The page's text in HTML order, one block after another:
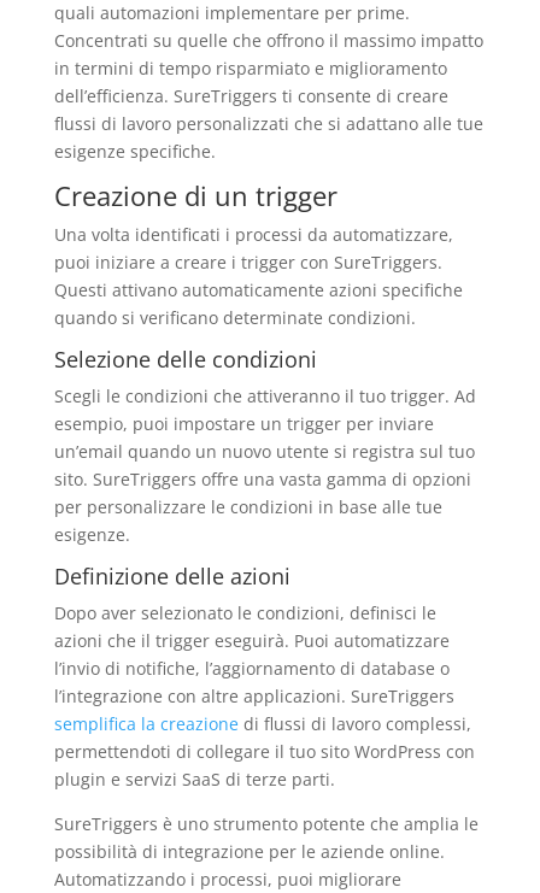
quali automazioni implementare per prime.
Concentrati su quelle che offrono il massimo impatto
in termini di tempo risparmiato e miglioramento
dell’efficienza. SureTriggers ti consente di creare
flussi di lavoro personalizzati che si adattano alle tue
esigenze specifiche.
Creazione di un trigger
Una volta identificati i processi da automatizzare,
puoi iniziare a creare i trigger con SureTriggers.
Questi attivano automaticamente azioni specifiche
quando si verificano determinate condizioni.
Selezione delle condizioni
Scegli le condizioni che attiveranno il tuo trigger. Ad
esempio, puoi impostare un trigger per inviare
un’email quando un nuovo utente si registra sul tuo
sito. SureTriggers offre una vasta gamma di opzioni
per personalizzare le condizioni in base alle tue
esigenze.
Definizione delle azioni
Dopo aver selezionato le condizioni, definisci le
azioni che il trigger eseguirà. Puoi automatizzare
l’invio di notifiche, l’aggiornamento di database o
l’integrazione con altre applicazioni. SureTriggers
semplifica la creazionedi flussi di lavoro complessi,
permettendoti di collegare il tuo sito WordPress con
plugin e servizi SaaS di terze parti.
SureTriggers è uno strumento potente che amplia le
possibilità di integrazione per le aziende online.
Automatizzando i processi, puoi migliorare